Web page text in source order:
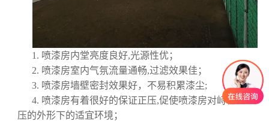
1. 喷漆房内堂亮度良好,光源性优；
2. 喷漆房室内气氛流量通畅,过滤效果佳；
3. 喷漆房墙壁密封效果好，不易积累漆尘;
4. 喷漆房有着很好的保证正压,促使喷漆房对峙在正
压的外形下的适宜环境；